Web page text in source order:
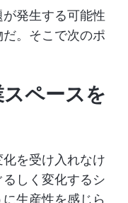
発生する可能性
。そこで次のポ
ペースを
を受け入れなけ
しく変化するシ
生産性を感じら